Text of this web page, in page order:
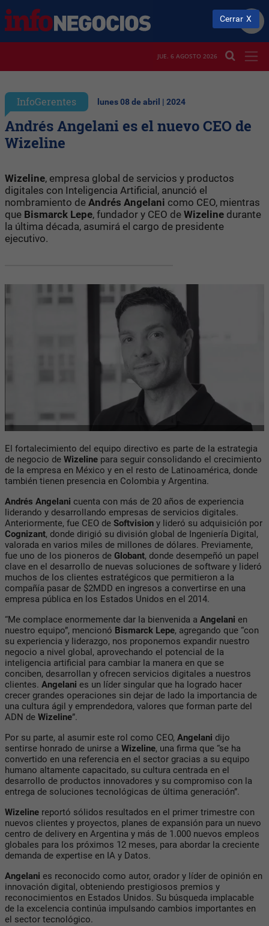
JUE. 6 AGOSTO 2026
InfoGerentes lunes 08 de abril | 2024
Andrés Angelani es el nuevo CEO de
Wizeline
Wizeline, empresa global de servicios y productos
digitales con Inteligencia Artificial, anunció el
nombramiento de Andrés Angelani como CEO, mientras
que Bismarck Lepe, fundador y CEO de Wizeline durante
la última década, asumirá el cargo de presidente
ejecutivo.
El fortalecimiento del equipo directivo es parte de la estrategia
de negocio de Wizeline para seguir consolidando el crecimiento
de la empresa en México y en el resto de Latinoamérica, donde
también tienen presencia en Colombia y Argentina.
Andrés Angelani cuenta con más de 20 años de experiencia
liderando y desarrollando empresas de servicios digitales.
Anteriormente, fue CEO de Softvision y lideró su adquisición por
Cognizant, donde dirigió su división global de Ingeniería Digital,
valorada en varios miles de millones de dólares. Previamente,
fue uno de los pioneros de Globant, donde desempeñó un papel
clave en el desarrollo de nuevas soluciones de software y lideró
muchos de los clientes estratégicos que permitieron a la
compañía pasar de $2MDD en ingresos a convertirse en una
empresa pública en los Estados Unidos en el 2014.
“Me complace enormemente dar la bienvenida a Angelani en
nuestro equipo”, mencionó Bismarck Lepe, agregando que “con
su experiencia y liderazgo, nos proponemos expandir nuestro
negocio a nivel global, aprovechando el potencial de la
inteligencia artificial para cambiar la manera en que se
conciben, desarrollan y ofrecen servicios digitales a nuestros
clientes. Angelani es un líder singular que ha logrado hacer
crecer grandes operaciones sin dejar de lado la importancia de
una cultura ágil y emprendedora, valores que forman parte del
ADN de Wizeline”.
Por su parte, al asumir este rol como CEO, Angelani dijo
sentirse honrado de unirse a Wizeline, una firma que “se ha
convertido en una referencia en el sector gracias a su equipo
humano altamente capacitado, su cultura centrada en el
desarrollo de productos innovadores y su compromiso con la
entrega de soluciones tecnológicas de última generación”.
Wizeline reportó sólidos resultados en el primer trimestre con
nuevos clientes y proyectos, planes de expansión para un nuevo
centro de delivery en Argentina y más de 1.000 nuevos empleos
globales para los próximos 12 meses, para abordar la creciente
demanda de expertise en IA y Datos.
Angelani es reconocido como autor, orador y líder de opinión en
innovación digital, obteniendo prestigiosos premios y
reconocimientos en Estados Unidos. Su búsqueda implacable
de la excelencia continúa impulsando cambios importantes en
el sector tecnológico.
Cerrar